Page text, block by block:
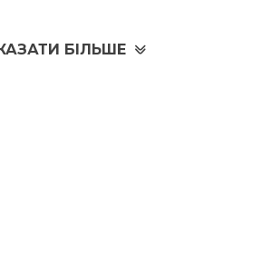
Artmemorialgran. Ми є
БІЛЬШЕ